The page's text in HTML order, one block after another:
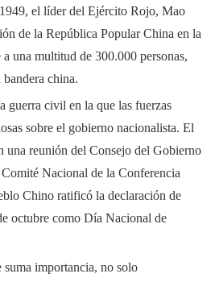
el líder del Ejército Rojo, Mao
de la República Popular China en la
una multitud de 300.000 personas,
china.
guerra civil en la que las fuerzas
sobre el gobierno nacionalista. El
una reunión del Consejo del Gobierno
Nacional de la Conferencia
Chino ratificó la declaración de
octubre como Día Nacional de
suma importancia, no solo